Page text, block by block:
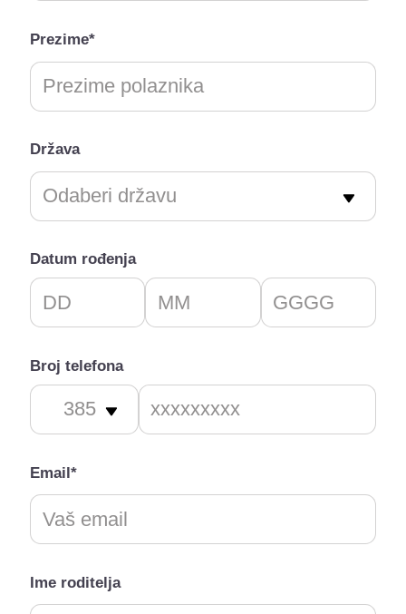
Prezime*
Država
Datum rođenja
Broj telefona
Email*
Ime roditelja